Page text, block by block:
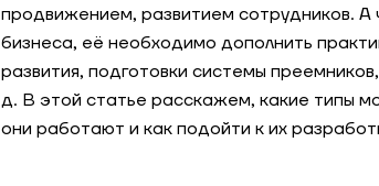
продвижением, развитием сотрудников.
бизнеса, её необходимо дополнить
развития, подготовки системы
д. В этой статье расскажем, какие типы
они работают и как подойти к их